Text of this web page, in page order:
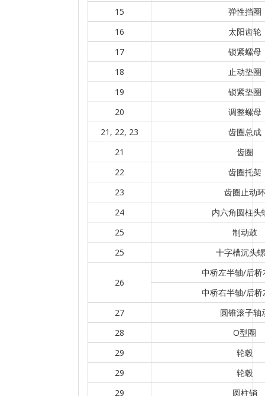
15
弹性挡圈
16
太阳齿轮
17
锁紧螺母
18
止动垫圈
19
锁紧垫圈
20
调整螺母
21, 22, 23
齿圈总成
21
齿圈
22
齿圈托架
23
齿圈止动环
24
内六角圆柱头
25
制动鼓
25
十字槽沉头
26
中桥左半轴/后桥
中桥右半轴/后桥
27
圆锥滚子轴
28
O型圈
29
轮毂
29
轮毂
29
圆柱销